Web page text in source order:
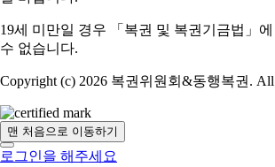
19세 미만일 경우 「복권 및 복권기금법」
수 없습니다.
Copyright (c) 2026 복권위원회&동행복권. All
맨 처음으로 이동하기
로그인을 해주세요